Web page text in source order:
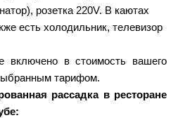
розетка 220V. В каютах
есть холодильник, телевизор
включено в стоимость вашего
тарифом.
рассадка в ресторане